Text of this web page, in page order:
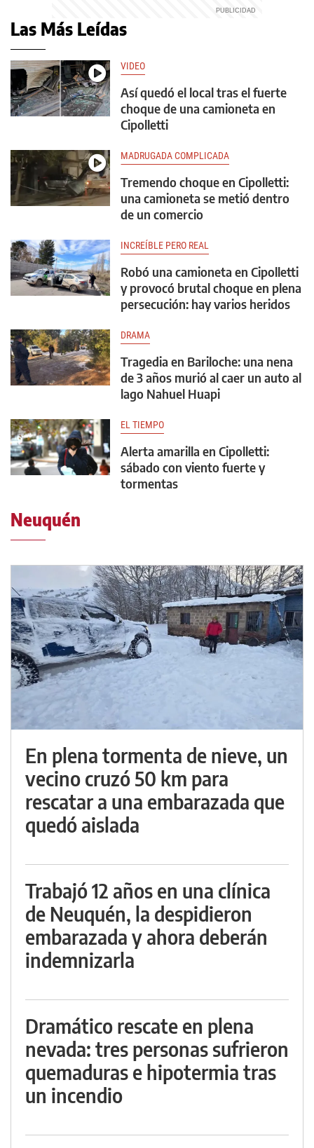
Las Más Leídas
VIDEO
Así quedó el local tras el fuerte
choque de una camioneta en
Cipolletti
MADRUGADA COMPLICADA
Tremendo choque en Cipolletti:
una camioneta se metió dentro
de un comercio
INCREÍBLE PERO REAL
Robó una camioneta en Cipolletti
y provocó brutal choque en plena
persecución: hay varios heridos
DRAMA
Tragedia en Bariloche: una nena
de 3 años murió al caer un auto al
lago Nahuel Huapi
EL TIEMPO
Alerta amarilla en Cipolletti:
sábado con viento fuerte y
tormentas
Neuquén
En plena tormenta de nieve, un
vecino cruzó 50 km para
rescatar a una embarazada que
quedó aislada
Trabajó 12 años en una clínica
de Neuquén, la despidieron
embarazada y ahora deberán
indemnizarla
Dramático rescate en plena
nevada: tres personas sufrieron
quemaduras e hipotermia tras
un incendio